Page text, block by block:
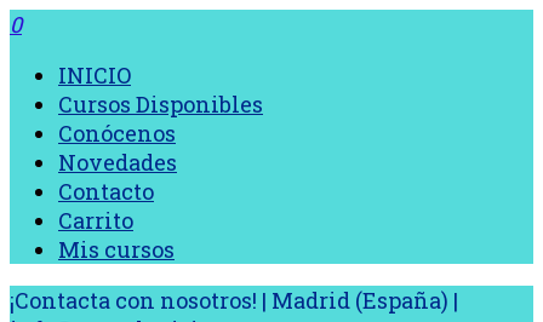
0
INICIO
Cursos Disponibles
Conócenos
Novedades
Contacto
Carrito
Mis cursos
¡Contacta con nosotros! | Madrid (España) |